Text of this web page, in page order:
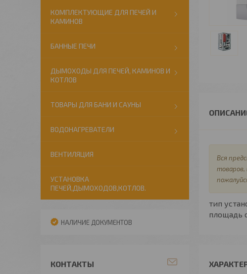
Вся
товаров,
тип
площадь
КОМПЛЕКТУЮЩИЕ ДЛЯ ПЕЧЕЙ И
КАМИНОВ
БАННЫЕ ПЕЧИ
ДЫМОХОДЫ ДЛЯ ПЕЧЕЙ, КАМИНОВ И
КОТЛОВ
ТОВАРЫ ДЛЯ БАНИ И САУНЫ
ВОДОНАГРЕВАТЕЛИ
ВЕНТИЛЯЦИЯ
УСТАНОВКА
ПЕЧЕЙ,ДЫМОХОДОВ,КОТЛОВ.
НАЛИЧИЕ ДОКУМЕНТОВ
КОНТАКТЫ